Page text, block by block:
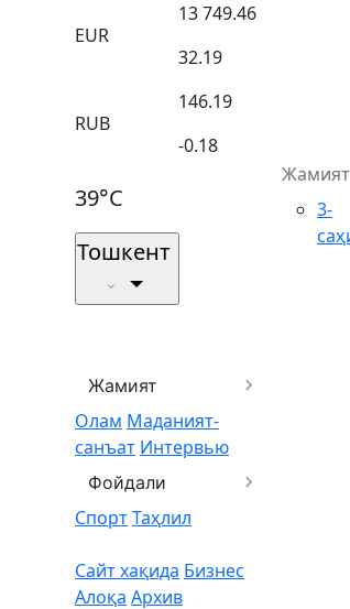
EUR
13 749.46
32.19
RUB
146.19
-0.18
39°C
Тошкент
Жамият
Олам Маданият-
санъат Интервью
Фойдали
СпортТаҳлил
Сайт хақида Бизнес
Алоқа Архив
Жамият
3-